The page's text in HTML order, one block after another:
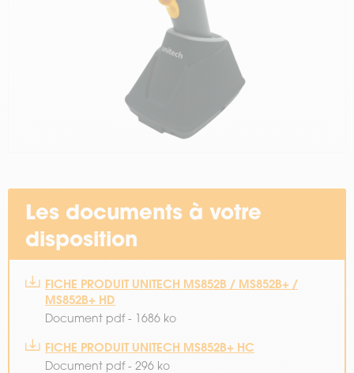
Les documents à votre
disposition
FICHE PRODUIT UNITECH MS852B / MS852B+ /
MS852B+ HD
Document pdf - 1686 ko
FICHE PRODUIT UNITECH MS852B+ HC
Document pdf - 296 ko